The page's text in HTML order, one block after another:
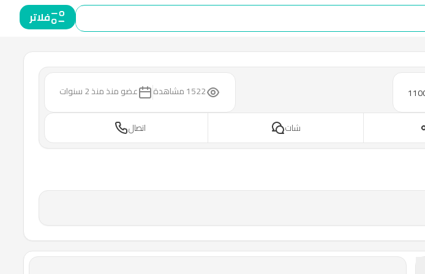
فلاتر
1522 مشاهدة عضو منذمنذ 2 سنوات
اتصال شات